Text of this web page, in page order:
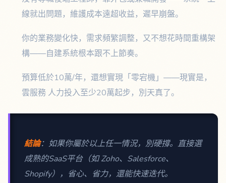
線就出問題，維護成本遠超收益，遲早崩盤。
你的業務變化快，需求頻繁調整，又不想花時間重構架
構——自建系統根本跟不上節奏。
預算低於10萬/年，還想實現「零宕機」——現實是，
雲服務 人力投入至少20萬起步，別天真了。
結論：如果你屬於以上任一情況，別硬撐。直接選
成熟的SaaS平台（如 Zoho、Salesforce、
Shopify），省心、省力，還能快速迭代。